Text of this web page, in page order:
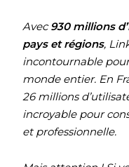
Avec930 millions
pays et régions,
incontournable
monde entier. En
26 millions
incroyable pour
et professionnelle.